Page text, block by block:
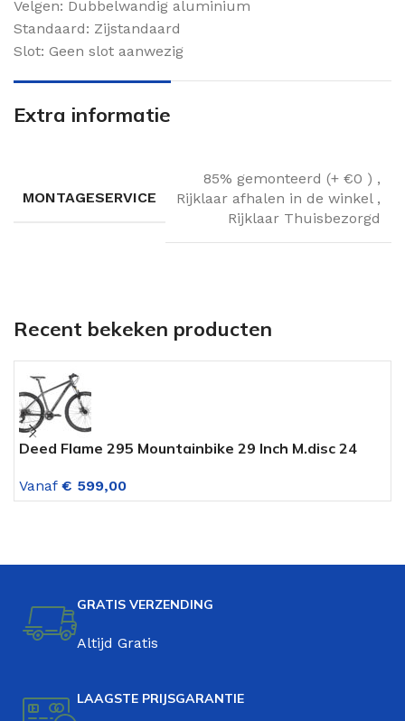
Velgen: Dubbelwandig aluminium
Standaard: Zijstandaard
Slot: Geen slot aanwezig
Extra informatie
MONTAGESERVICE
85% gemonteerd (+ €0 ) ,
Rijklaar afhalen in de winkel ,
Rijklaar Thuisbezorgd
Recent bekeken producten
Deed Flame 295 Mountainbike 29 Inch M.disc 24
Vanaf € 599,00
GRATIS VERZENDING
Altijd Gratis
LAAGSTE PRIJSGARANTIE